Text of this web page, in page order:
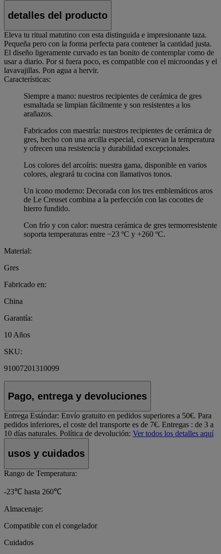
detalles del producto
Eleva tu ritual matutino con esta distinguida e impresionante taza.
Pequeña pero con la forma perfecta para contener la cantidad justa.
El diseño ligeramente curvado es tan bonito de contemplar como de
usar a diario. Por si fuera poco, es compatible con el microondas y el
lavavajillas. Pon agua a hervir.
Características:
Siempre a mano: nuestros recipientes de cerámica de gres
esmaltada se limpian fácilmente y son resistentes a los
arañazos.
Fabricados con maestría: nuestros recipientes de cerámica de
gres, hecho con una arcilla especial, conservan la temperatura
y ofrecen una resistencia y durabilidad excepcionales.
Los colores del arcoíris: nuestra gama, disponible en varios
colores, alegrará tu cocina con llamativos tonos.
Un icono moderno: Decorada con los tres emblemáticos aros
de Le Creuset combina a la perfección con las cocottes de
hierro fundido.
Con frío y con calor: nuestra cerámica de gres termorresistente
soporta temperaturas entre −23 ºC y +260 ºC.
Material:
Gres
Fabricado en:
China
Garantía:
10 Años
SKU:
91007201310099
Pago, entrega y devoluciones
Entrega Estándar: Envío gratuito en pedidos superiores a 50€. Para
pedidos inferiores, el coste del transporte es de 7€. Entregas : de 3 a
10 días naturales. Política de devolución: Ver todos los detalles aquí
usos y cuidados
Rango de Temperatura:
-23℃ hasta 260℃
Almacenaje:
Compatible con el congelador
Cuidados